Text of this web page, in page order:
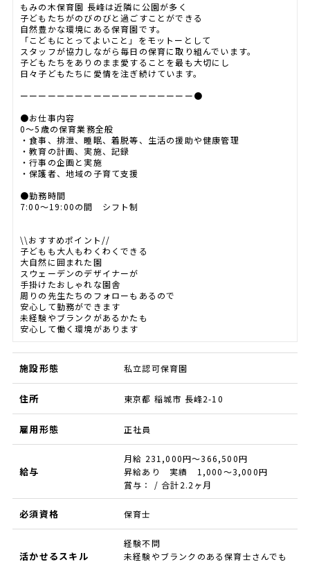
もみの木保育園 長峰は近隣に公園が多く
子どもたちがのびのびと過ごすことができる
自然豊かな環境にある保育園です。
「こどもにとってよいこと」をモットーとして
スタッフが協力しながら毎日の保育に取り組んでいます。
子どもたちをありのまま愛することを最も大切にし
日々子どもたちに愛情を注ぎ続けています。
ーーーーーーーーーーーーーーーーーーー●
●お仕事内容
0～5歳の保育業務全般
・食事、排泄、睡眠、着脱等、生活の援助や健康管理
・教育の計画、実施、記録
・行事の企画と実施
・保護者、地域の子育て支援
●勤務時間
7:00～19:00の間 シフト制
\\おすすめポイント//
子どもも大人もわくわくできる
大自然に囲まれた園
スウェーデンのデザイナーが
手掛けたおしゃれな園舎
周りの先生たちのフォローもあるので
安心して勤務ができます
未経験やブランクがあるかたも
安心して働く環境があります
施設形態 私立認可保育園
住所 東京都 稲城市 長峰2-10
雇用形態 正社員
給与
月給 231,000円～366,500円
昇給あり 実績 1,000～3,000円
賞与： / 合計2.2ヶ月
必須資格 保育士
活かせるスキル
経験不問
未経験やブランクのある保育士さんでも